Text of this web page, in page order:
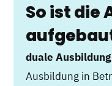
So ist die
duale Ausbildung
Ausbildung in